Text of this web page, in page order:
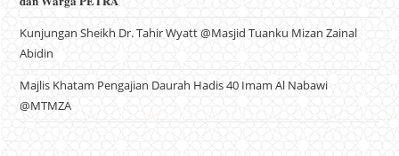
Kunjungan Sheikh Dr. Tahir Wyatt @Masjid Tuanku Mizan Zainal
Abidin
Majlis Khatam Pengajian Daurah Hadis 40 Imam Al Nabawi
@MTMZA